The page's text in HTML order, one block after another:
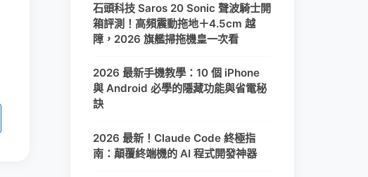
石頭科技 Saros 20 Sonic 聲波騎士開
箱評測！高頻震動拖地＋4.5cm 越
障，2026 旗艦掃拖機皇一次看
2026 最新手機教學：10 個 iPhone
與 Android 必學的隱藏功能與省電秘
訣
2026 最新！Claude Code 終極指
南：顛覆終端機的 AI 程式開發神器